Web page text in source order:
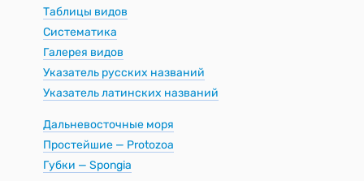
Таблицы видов
Систематика
Галерея видов
Указатель русских названий
Указатель латинских названий
Дальневосточные моря
Простейшие — Protozoa
Губки — Spongia